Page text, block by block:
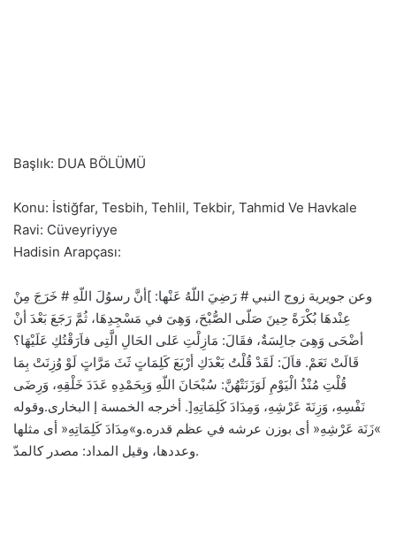
Başlık: DUA BÖLÜMÜ
Konu: İstiğfar, Tesbih, Tehlil, Tekbir, Tahmid Ve Havkale
Ravi: Cüveyriyye
Hadisin Arapçası:
وعن جويرية زوج النبي # رَضِيَ اللّهُ عَنْها: ]أنَّ رسوُلَ اللّهِ # خَرَجَ مِنْ
عِنْدهَا بُكْرَةً حِينَ صَلّى الصُّبْحَ، وَهِىَ في مَسْجِدِهَا، ثُمَّ رَجَعَ بَعْدَ أنْ
أضْحَى وَهِىَ جالِسَةٌ، فقَالَ: مَازِلْتِ عَلى الحَالِ الَّتِى فاَرَقْتُكِ عَلَيْهَا؟
قَالَتْ نَعَمْ. قاَلَ: لَقَدْ قُلْتُ بَعْدَكِ أرْبَعَ كَلِمَاتٍ ثََثَ مَرَّاتٍ لَوْ وُزِنَتْ بِمَا
قُلْتِ مُنْذُ الْيَوْمِ لَوَزَنَتْهُنَّ: سُبْحَانَ اللّهِ وَبِحَمْدِهِ عَدَدَ خَلْقِهِ، وَرِضَى
نَفْسِهِ، وَزِنَةَ عَرْشِهِ، وَمِدَادَ كَلِمَاتِهِ[. أخرجه الخمسة إ البخارى.وقوله
»زَنَة عَرْشِهِ« أى بوزن عرشه في عظم قدره.و»مِدَادَ كَلِمَاتِهِ« أى مثلها
وعددها، وقيل المداد: مصدر كالمدّ.